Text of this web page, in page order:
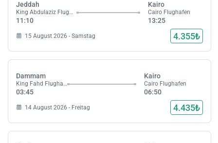
Jeddah
King Abdulaziz Flughafen
11:10
Kairo
Cairo Flughafen
13:25
15 August 2026 - Samstag 4.355₺
Dammam
King Fahd Flughafen
03:45
Kairo
Cairo Flughafen
06:50
14 August 2026 - Freitag 4.435₺